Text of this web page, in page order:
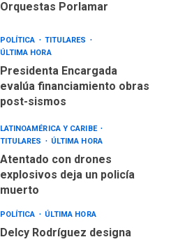
POLÍTICA
ÚLTIMA HORA
Presidenta Encargada
evalúa financiamiento obras
post-sismos
LATINOAMÉRICA Y CARIBE
ÚLTIMA HORA
Atentado con drones
explosivos deja un policía
muerto
POLÍTICA ÚLTIMA HORA
Delcy Rodríguez designa